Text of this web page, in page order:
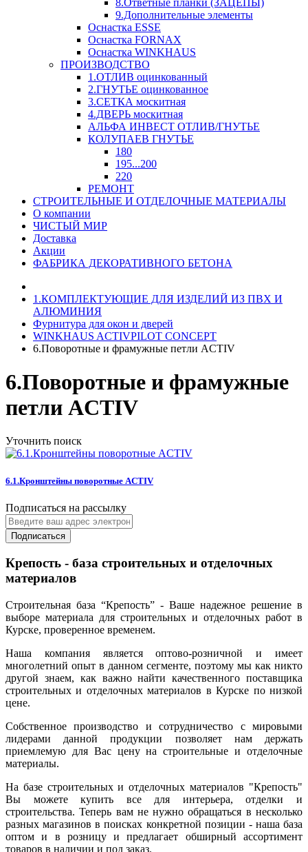
9.Дополнительные элементы
Оснастка ESSE
Оснастка FORNAX
Оснастка WINKHAUS
ПРОИЗВОДСТВО
1.ОТЛИВ оцинкованный
2.ГНУТЬЕ оцинкованное
3.СЕТКА москитная
4.ДВЕРЬ москитная
АЛЬФА ИНВЕСТ ОТЛИВ/ГНУТЬЕ
КОЛУПАЕВ ГНУТЬЕ
180
195...200
220
РЕМОНТ
СТРОИТЕЛЬНЫЕ И ОТДЕЛОЧНЫЕ МАТЕРИАЛЫ
О компании
ЧИСТЫЙ МИР
Доставка
Акции
ФАБРИКА ДЕКОРАТИВНОГО БЕТОНА
1.КОМПЛЕКТУЮЩИЕ ДЛЯ ИЗДЕЛИЙ ИЗ ПВХ И
АЛЮМИНИЯ
Фурнитура для окон и дверей
WINKHAUS ACTIVPILOT CONCEPT
6.Поворотные и фрамужные петли ACTIV
6.Поворотные и фрамужные
петли ACTIV
Уточнить поиск
6.1.Кронштейны поворотные ACTIV
Подписаться на рассылку
Подписаться
Крепость - база строительных и отделочных
материалов
Строительная база “Крепость” - Ваше надежное решение в
выборе материала для строительных и отделочных работ в
Курске, проверенное временем.
Наша компания является оптово-розничной и имеет
многолетний опыт в данном сегменте, поэтому мы как никто
другой знаем, как важно найти качественного поставщика
строительных и отделочных материалов в Курске по низкой
цене.
Собственное производство и сотрудничество с мировыми
лидерами данной продукции позволяет нам держать
приемлемую для Вас цену на строительные и отделочные
материалы.
На базе строительных и отделочных материалов "Крепость"
Вы можете купить все для интерьера, отделки и
строительства. Теперь вам не нужно обращаться в несколько
разных магазинов в поисках конкретной позиции - наша база
оптом и в розницу и предлагает обширный ассортимент
товаров в наличии и под заказ.